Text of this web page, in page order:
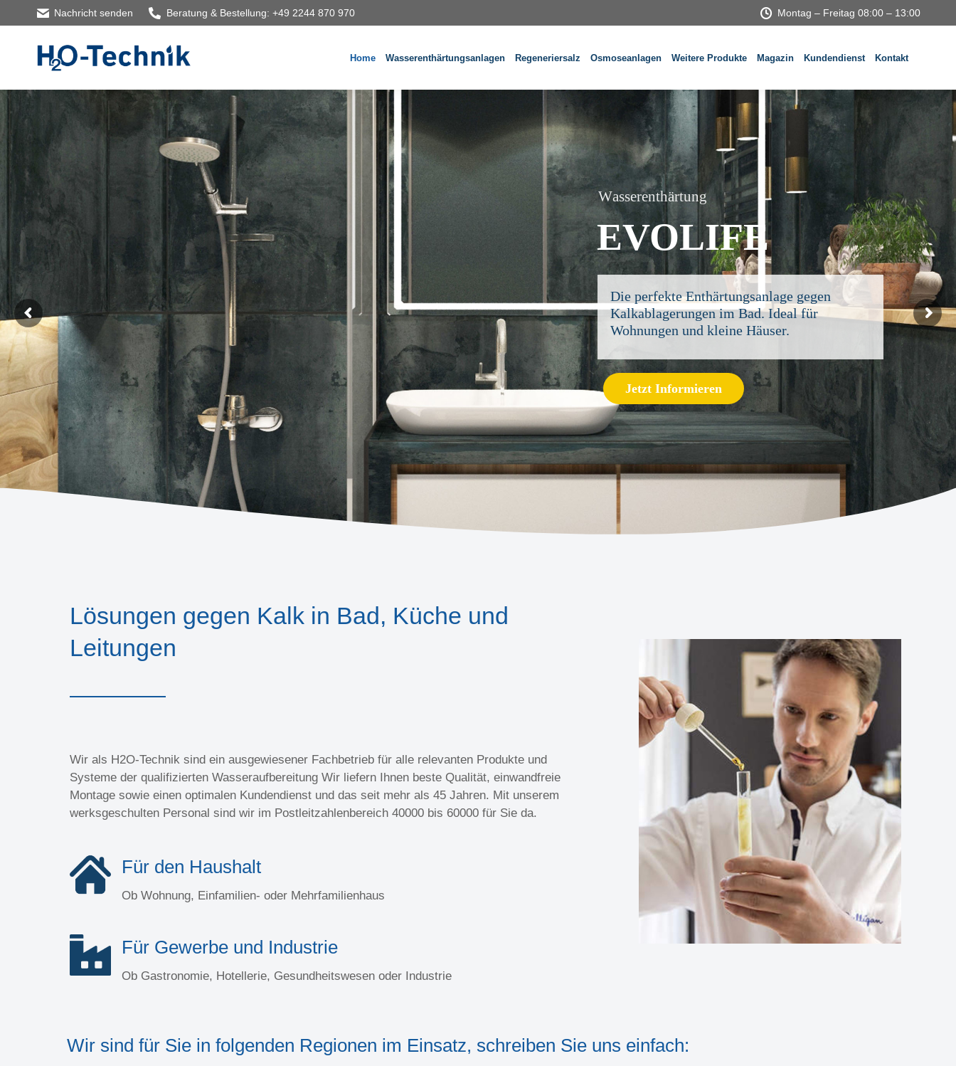
Nachricht senden Beratung & Bestellung: +49 2244 870 970 Montag – Freitag 08:00 – 13:00
Home Wasserenthärtungsanlagen Regeneriersalz Osmoseanlagen Weitere Produkte Magazin Kundendienst Kontakt
Die perfekte Enthärtungsanlage gegen
Kalkablagerungen im Bad. Ideal für
Wohnungen und kleine Häuser.
Wasserenthärtung
EVOLIFE
Jetzt Informieren
Lösungen gegen Kalk in Bad, Küche und
Leitungen
Wir als H2O-Technik sind ein ausgewiesener Fachbetrieb für alle relevanten Produkte und
Systeme der qualifizierten Wasseraufbereitung Wir liefern Ihnen beste Qualität, einwandfreie
Montage sowie einen optimalen Kundendienst und das seit mehr als 45 Jahren. Mit unserem
werksgeschulten Personal sind wir im Postleitzahlenbereich 40000 bis 60000 für Sie da.
Für den Haushalt
Ob Wohnung, Einfamilien- oder Mehrfamilienhaus
Für Gewerbe und Industrie
Ob Gastronomie, Hotellerie, Gesundheitswesen oder Industrie
Wir sind für Sie in folgenden Regionen im Einsatz, schreiben Sie uns einfach: